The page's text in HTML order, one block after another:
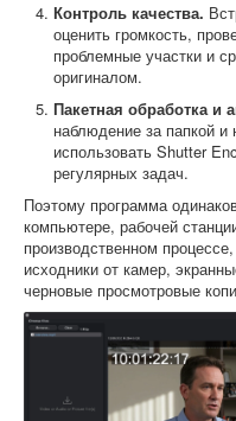
Контроль качества.
оценить громкость,
проблемные участки и
оригиналом.
Пакетная обработка и
наблюдение за папкой и
использовать Shutter
регулярных задач.
Поэтому программа
компьютере, рабочей
производственном
исходники от камер,
черновые просмотровые